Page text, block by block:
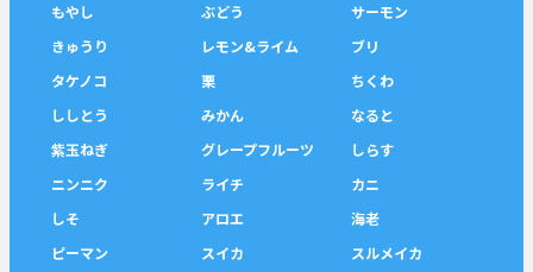
もやし
きゅうり
タケノコ
ししとう
紫玉ねぎ
ニンニク
しそ
ピーマン
ぶどう
レモン&ライム
栗
みかん
グレープフルーツ
ライチ
アロエ
スイカ
サーモン
ブリ
ちくわ
なると
しらす
カニ
海老
スルメイカ